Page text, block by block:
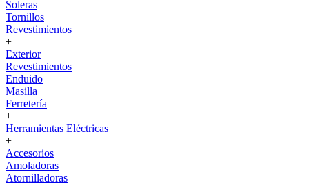
Soleras
Tornillos
Revestimientos
+
Exterior
Revestimientos
Enduido
Masilla
Ferretería
+
Herramientas Eléctricas
+
Accesorios
Amoladoras
Atornilladoras